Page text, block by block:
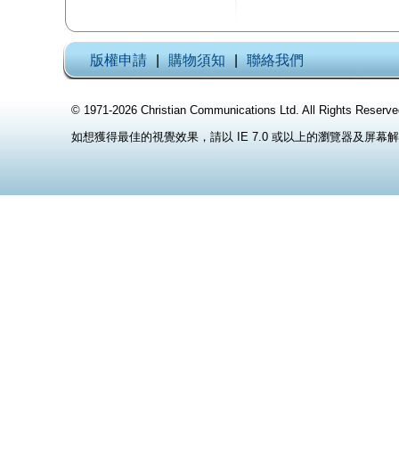
版權申請 購物須知 聯絡我們
© 1971-2026 Christian Communications Ltd. All Rights
如想獲得最佳的視覺效果，請以 IE 7.0 或以上的瀏覽器及屏幕